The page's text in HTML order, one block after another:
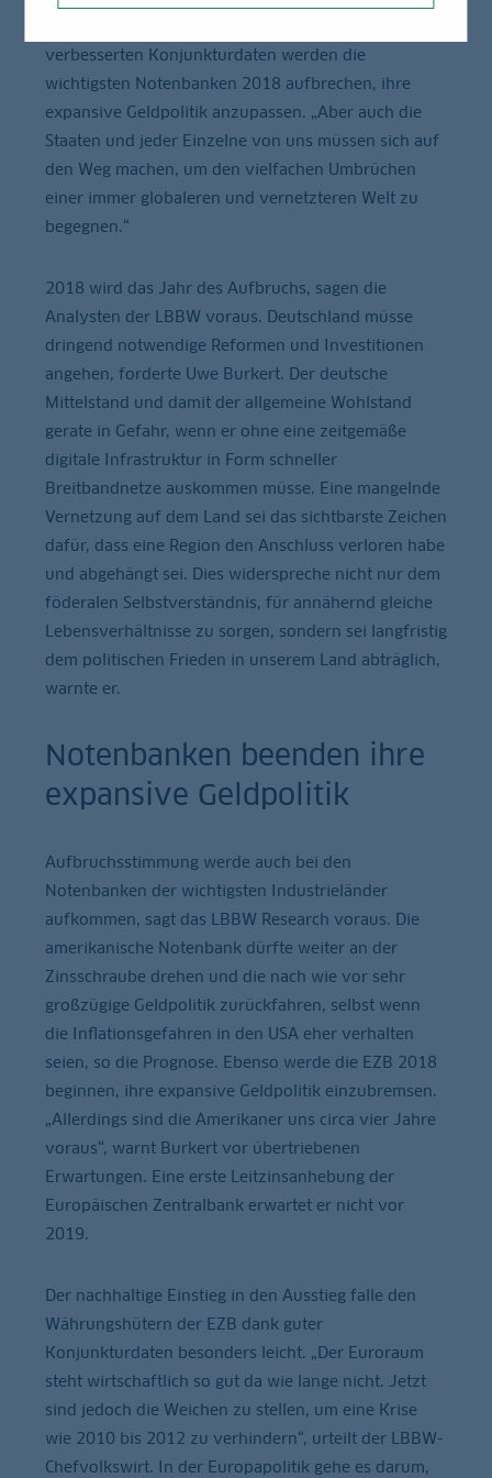
verbesserten Konjunkturdaten werden die
wichtigsten Notenbanken 2018 aufbrechen, ihre
expansive Geldpolitik anzupassen. „Aber auch die
Staaten und jeder Einzelne von uns müssen sich auf
den Weg machen, um den vielfachen Umbrüchen
einer immer globaleren und vernetzteren Welt zu
begegnen.“
2018 wird das Jahr des Aufbruchs, sagen die
Analysten der LBBW voraus. Deutschland müsse
dringend notwendige Reformen und Investitionen
angehen, forderte Uwe Burkert. Der deutsche
Mittelstand und damit der allgemeine Wohlstand
gerate in Gefahr, wenn er ohne eine zeitgemäße
digitale Infrastruktur in Form schneller
Breitbandnetze auskommen müsse. Eine mangelnde
Vernetzung auf dem Land sei das sichtbarste Zeichen
dafür, dass eine Region den Anschluss verloren habe
und abgehängt sei. Dies widerspreche nicht nur dem
föderalen Selbstverständnis, für annähernd gleiche
Lebensverhältnisse zu sorgen, sondern sei langfristig
dem politischen Frieden in unserem Land abträglich,
warnte er.
Notenbanken beenden ihre
expansive Geldpolitik
Aufbruchsstimmung werde auch bei den
Notenbanken der wichtigsten Industrieländer
aufkommen, sagt das LBBW Research voraus. Die
amerikanische Notenbank dürfte weiter an der
Zinsschraube drehen und die nach wie vor sehr
großzügige Geldpolitik zurückfahren, selbst wenn
die Inflationsgefahren in den USA eher verhalten
seien, so die Prognose. Ebenso werde die EZB 2018
beginnen, ihre expansive Geldpolitik einzubremsen.
„Allerdings sind die Amerikaner uns circa vier Jahre
voraus“, warnt Burkert vor übertriebenen
Erwartungen. Eine erste Leitzinsanhebung der
Europäischen Zentralbank erwartet er nicht vor
2019.
Der nachhaltige Einstieg in den Ausstieg falle den
Währungshütern der EZB dank guter
Konjunkturdaten besonders leicht. „Der Euroraum
steht wirtschaftlich so gut da wie lange nicht. Jetzt
sind jedoch die Weichen zu stellen, um eine Krise
wie 2010 bis 2012 zu verhindern“, urteilt der LBBW-
Chefvolkswirt. In der Europapolitik gehe es darum,